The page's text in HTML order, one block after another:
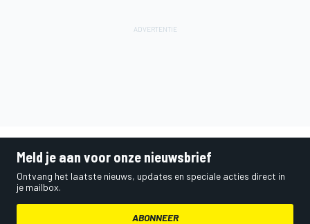
Meld je aan voor onze nieuwsbrief
Ontvang het laatste nieuws, updates en speciale acties direct in
je mailbox.
ABONNEER